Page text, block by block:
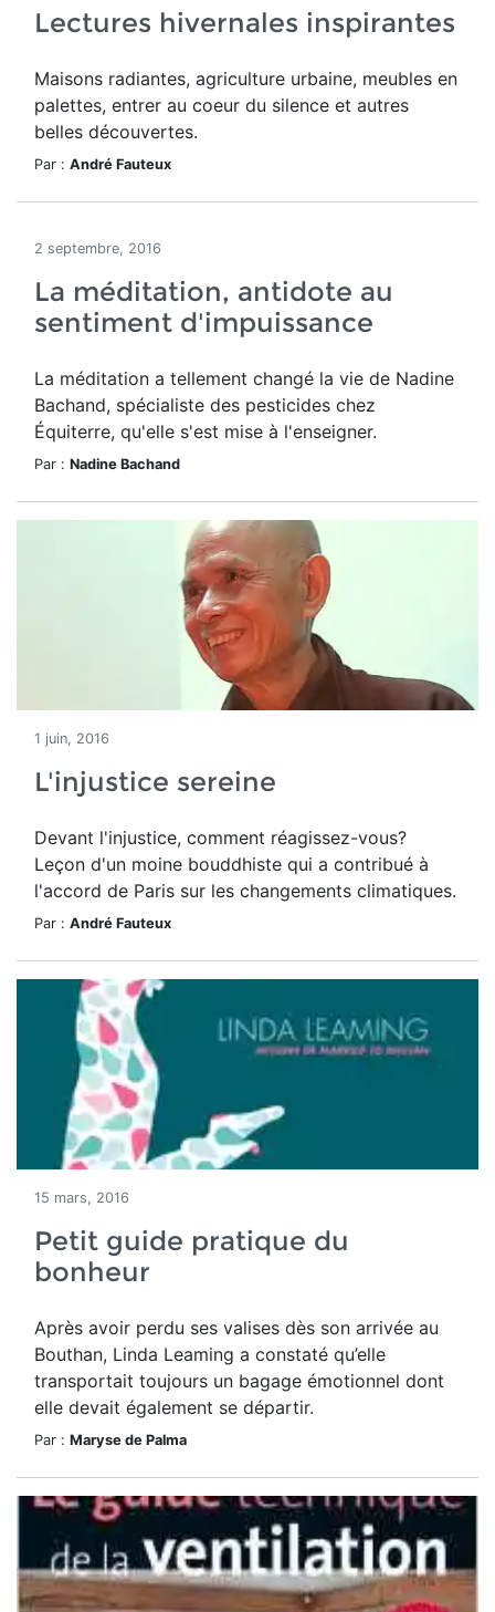
Lectures hivernales inspirantes
Maisons radiantes, agriculture urbaine, meubles en
palettes, entrer au coeur du silence et autres
belles découvertes.
Par : André Fauteux
2 septembre, 2016
La méditation, antidote au
sentiment d'impuissance
La méditation a tellement changé la vie de Nadine
Bachand, spécialiste des pesticides chez
Équiterre, qu'elle s'est mise à l'enseigner.
Par : Nadine Bachand
1 juin, 2016
L'injustice sereine
Devant l'injustice, comment réagissez-vous?
Leçon d'un moine bouddhiste qui a contribué à
l'accord de Paris sur les changements climatiques.
Par : André Fauteux
15 mars, 2016
Petit guide pratique du
bonheur
Après avoir perdu ses valises dès son arrivée au
Bouthan, Linda Leaming a constaté qu’elle
transportait toujours un bagage émotionnel dont
elle devait également se départir.
Par : Maryse de Palma